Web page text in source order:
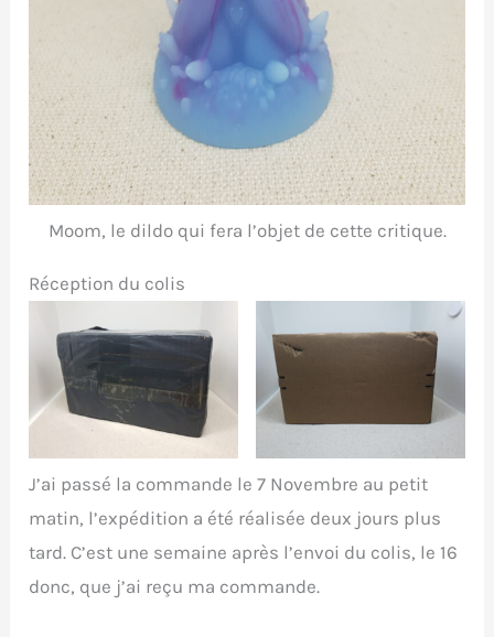
Moom, le dildo qui fera l’objet de cette critique.
Réception du colis
Le colis est entouré
d’un film noir
chocs sur le carton
mais je sais que ça
n’impactera pas le
J’ai passé la commande le 7 Novembre au petit
matin, l’expédition a été réalisée deux jours plus
tard. C’est une semaine après l’envoi du colis, le 16
donc, que j’ai reçu ma commande.